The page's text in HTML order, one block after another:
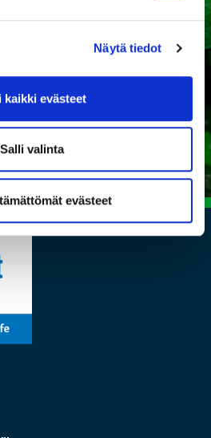
Näytä tiedot
kaikki evästeet
Salli valinta
evästeet
tukea sopivan
valintaan?